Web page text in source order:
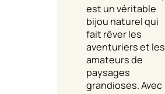
est un véritable
bijou naturel qui
fait rêver les
aventuriers et les
amateurs de
paysages
grandioses. Avec